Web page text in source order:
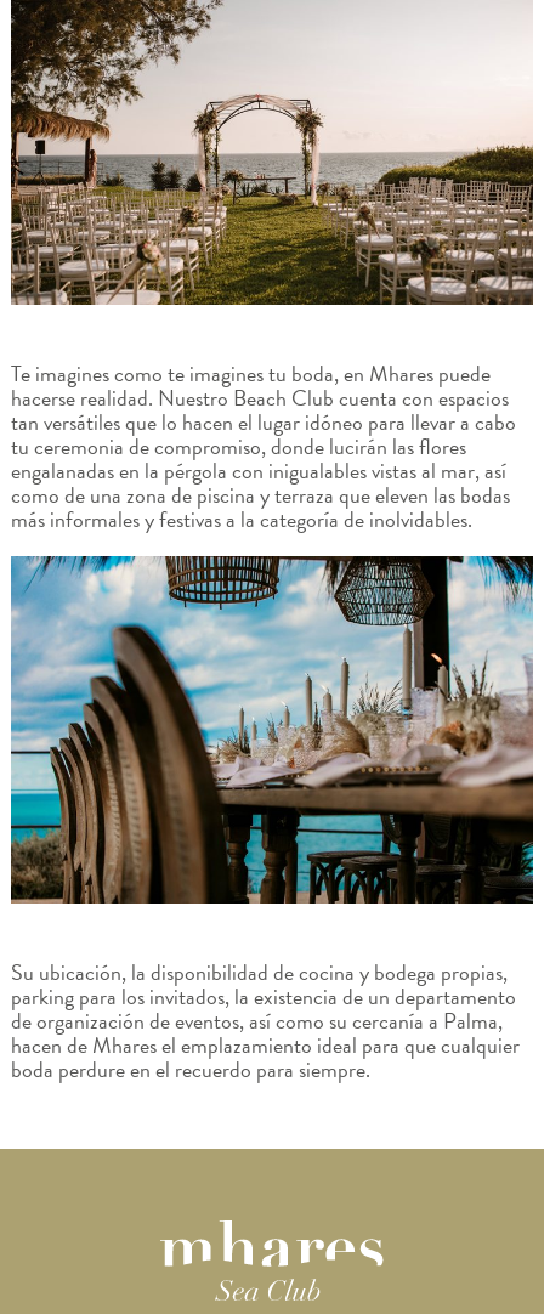
Te imagines como te imagines tu boda, en Mhares puede
hacerse realidad. Nuestro Beach Club cuenta con espacios
tan versátiles que lo hacen el lugar idóneo para llevar a cabo
tu ceremonia de compromiso, donde lucirán las flores
engalanadas en la pérgola con inigualables vistas al mar, así
como de una zona de piscina y terraza que eleven las bodas
más informales y festivas a la categoría de inolvidables.
Su ubicación, la disponibilidad de cocina y bodega propias,
parking para los invitados, la existencia de un departamento
de organización de eventos, así como su cercanía a Palma,
hacen de Mhares el emplazamiento ideal para que cualquier
boda perdure en el recuerdo para siempre.